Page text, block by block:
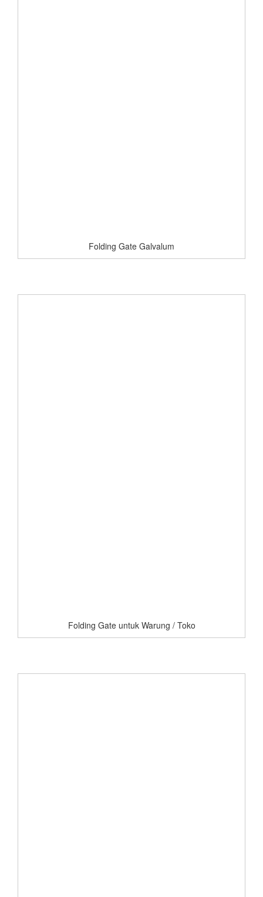
Folding Gate Galvalum
Folding Gate untuk Warung / Toko